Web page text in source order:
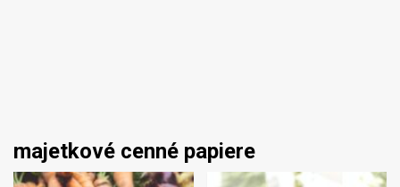
majetkové cenné papiere